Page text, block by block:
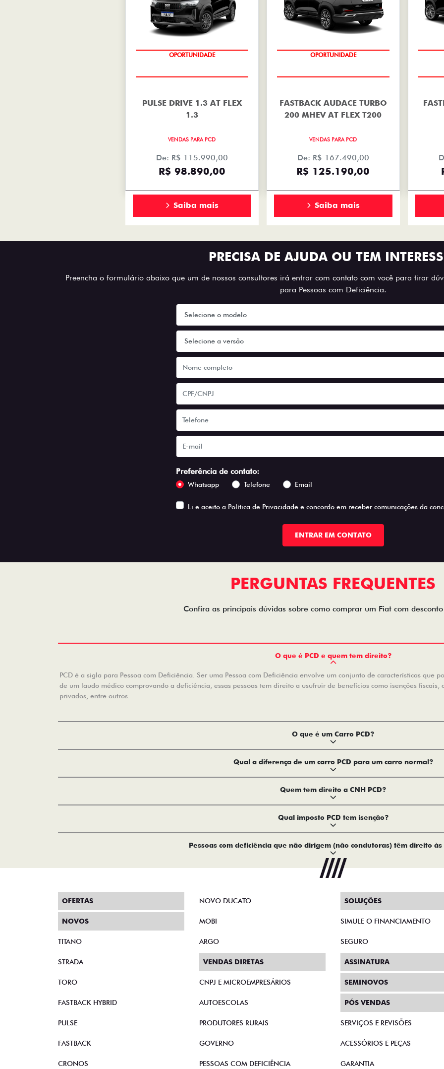
OPORTUNIDADE
PULSE DRIVE 1.3 AT FLEX
1.3
VENDAS PARA PCD
De: R$ 115.990,00
R$ 98.890,00
Saiba mais
OPORTUNIDADE
FASTBACK AUDACE TURBO
200 MHEV AT FLEX T200
VENDAS PARA PCD
De: R$ 167.490,00
R$ 125.190,00
Saiba mais
PRECISA DE AJUDA OU TEM
Preencha o formulário abaixo que um de nossos consultores irá entrar com contato com você para tirar
para Pessoas com Deficiência.
Preferência de contato:
Whatsapp Telefone Email
Li e aceito a Política de Privacidadee concordo em receber comunicações da
ENTRAR EM CONTATO
PERGUNTAS FREQUENTES
Confira as principais dúvidas sobre como comprar um Fiat com
O que é PCD e quem tem direito?
PCD é a sigla para Pessoa com Deficiência. Ser uma Pessoa com Deficiência envolve um conjunto de características que
de um laudo médico comprovando a deficiência, essas pessoas tem direito a usufruir de benefícios como isenções
privados, entre outros.
O que é um Carro PCD?
Qual a diferença de um carro PCD para um carro normal?
Quem tem direito a CNH PCD?
Qual imposto PCD tem isenção?
Pessoas com deficiência que não dirigem (não condutoras) têm direito às
OFERTAS
NOVOS
TITANO
STRADA
TORO
FASTBACK HYBRID
PULSE
FASTBACK
CRONOS
NOVO DUCATO
MOBI
ARGO
VENDAS DIRETAS
CNPJ E MICROEMPRESÁRIOS
AUTOESCOLAS
PRODUTORES RURAIS
GOVERNO
PESSOAS COM DEFICIÊNCIA
SOLUÇÕES
SIMULE O FINANCIAMENTO
SEGURO
ASSINATURA
SEMINOVOS
PÓS VENDAS
SERVIÇOS E REVISÕES
ACESSÓRIOS E PEÇAS
GARANTIA